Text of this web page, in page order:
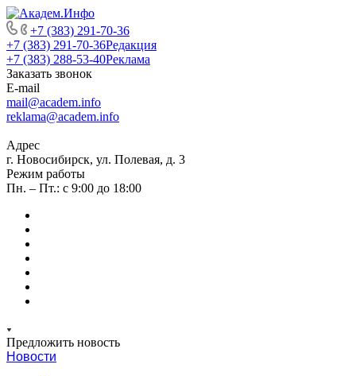
+7 (383) 291-70-36
+7 (383) 291-70-36Редакция
+7 (383) 288-53-40Реклама
Заказать звонок
E-mail
mail@academ.info
reklama@academ.info
Адрес
г. Новосибирск, ул. Полевая, д. 3
Режим работы
Пн. – Пт.: с 9:00 до 18:00
Предложить новость
Новости